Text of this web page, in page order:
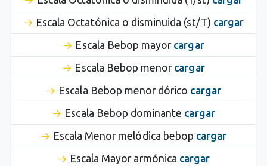
Escala Octatónica o disminuida (st/T) cargar
Escala Bebop mayor cargar
Escala Bebop menor cargar
Escala Bebop menor dórico cargar
Escala Bebop dominante cargar
Escala Menor melódica bebop cargar
Escala Mayor armónica cargar